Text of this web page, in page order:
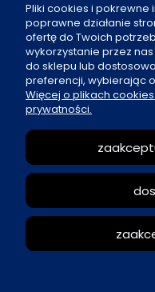
Pliki cookies i
poprawne działanie
ofertę do Twoich
wykorzystanie przez
do sklepu lub
preferencji, wybierając
Więcej o plikach
prywatności.